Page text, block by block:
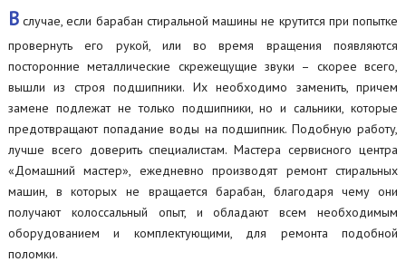
В случае, если барабан стиральной машины не крутится при попытке
провернуть его рукой, или во время вращения появляются
посторонние металлические скрежещущие звуки – скорее всего,
вышли из строя подшипники. Их необходимо заменить, причем
замене подлежат не только подшипники, но и сальники, которые
предотвращают попадание воды на подшипник. Подобную работу,
лучше всего доверить специалистам. Мастера сервисного центра
«Домашний мастер», ежедневно производят ремонт стиральных
машин, в которых не вращается барабан, благодаря чему они
получают колоссальный опыт, и обладают всем необходимым
оборудованием и комплектующими, для ремонта подобной
поломки.